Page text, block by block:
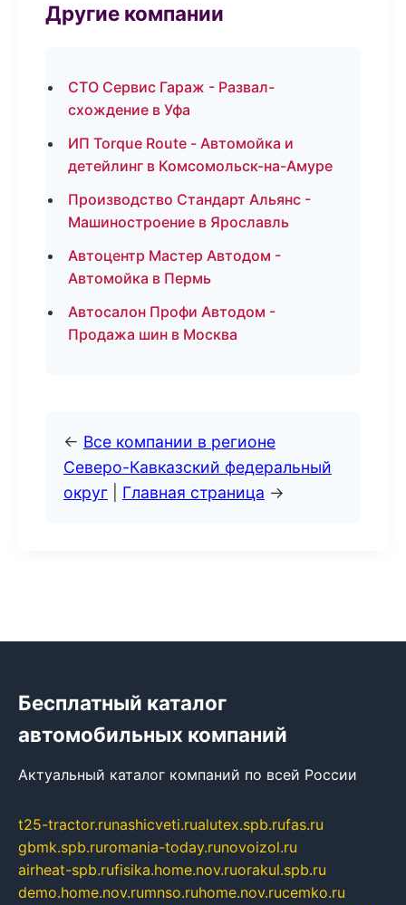
Другие компании
СТО Сервис Гараж - Развал-
схождение в Уфа
ИП Torque Route - Автомойка и
детейлинг в Комсомольск-на-Амуре
Производство Стандарт Альянс -
Машиностроение в Ярославль
Автоцентр Мастер Автодом -
Автомойка в Пермь
Автосалон Профи Автодом -
Продажа шин в Москва
← Все компании в регионе
Северо-Кавказский федеральный
округ
Главная страница →
Бесплатный каталог
автомобильных компаний
Актуальный каталог компаний по всей России
t25-tractor.runashicveti.rualutex.spb.rufas.ru
gbmk.spb.ruromania-today.runovoizol.ru
airheat-spb.rufisika.home.nov.ruorakul.spb.ru
demo.home.nov.rumnso.ruhome.nov.rucemko.ru